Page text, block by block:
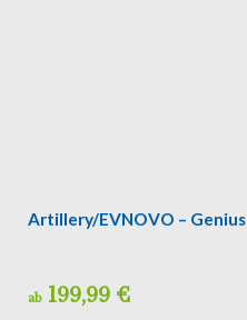
Artillery/EVNOVO – Genius
ab 199,99 €